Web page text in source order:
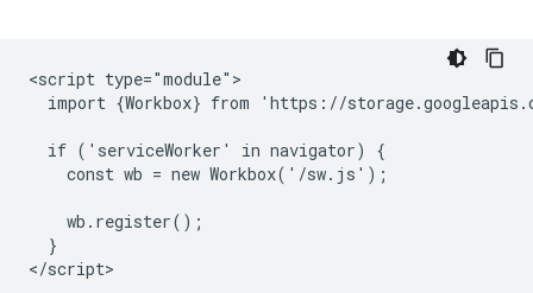
<script type="module">
import {Workbox} from 'https://
  if ('serviceWorker' in navigator) {
    const wb = new Workbox('/sw.js');
    wb.register();
  }